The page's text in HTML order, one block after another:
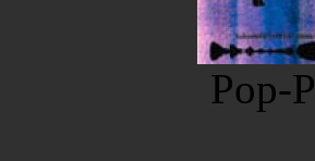
Pop-